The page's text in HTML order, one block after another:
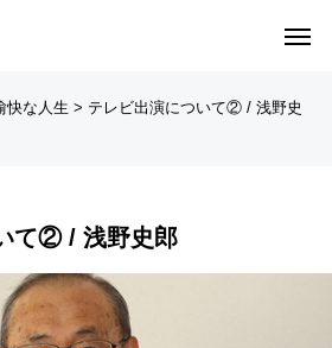
快な人生 > テレビ出演について② / 浅野史
て② / 浅野史郎